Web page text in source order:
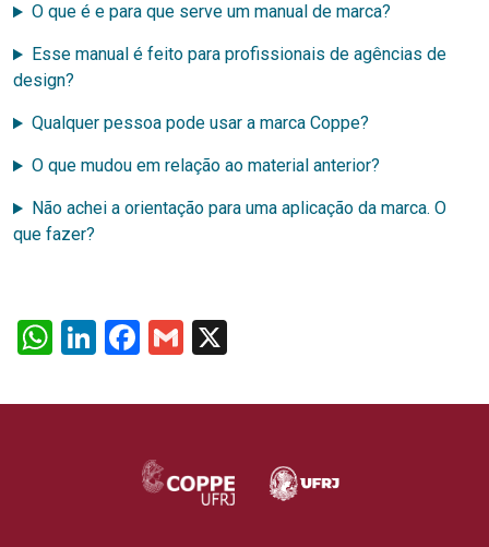
O que é e para que serve um manual de marca?
Esse manual é feito para profissionais de agências de
design?
Qualquer pessoa pode usar a marca Coppe?
O que mudou em relação ao material anterior?
Não achei a orientação para uma aplicação da marca. O
que fazer?
WhatsApp
LinkedIn
Facebook
Gmail